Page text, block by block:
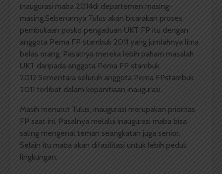
inaugurasi maba 2014di departemen masing-
masing.Sebenarnya Tulus akan bicarakan proses
pembukaan posko pengaduan UKT FP itu dengan
anggota Pema FP stambuk 2011 yang jumlahnya lima
belas orang. Pasalnya mereka lebih paham masalah
UKT daripada anggota Pema FP stambuk
2012.Sementara seluruh anggota Pema FPstambuk
2011 terlibat dalam kepanitiaan inaugurasi.
Masih menurut Tulus, inaugurasi merupakan prioritas
FP saat ini. Pasalnya melalui inaugurasi maba bisa
saling mengenal teman seangkatan juga senior.
Selain itu maba akan difasilitasi untuk lebih peduli
lingkungan.